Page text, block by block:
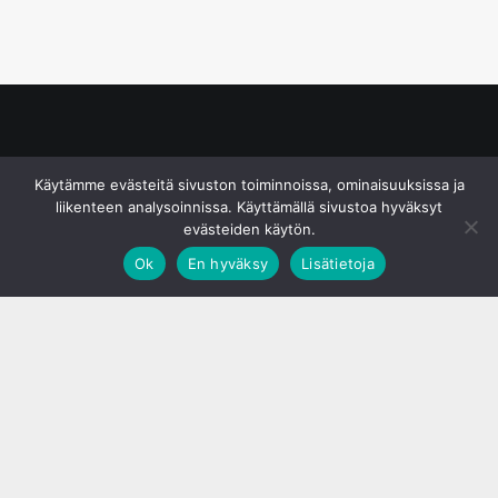
Käytämme evästeitä sivuston toiminnoissa, ominaisuuksissa ja
liikenteen analysoinnissa. Käyttämällä sivustoa hyväksyt
evästeiden käytön.
Ok
En hyväksy Lisätietoja